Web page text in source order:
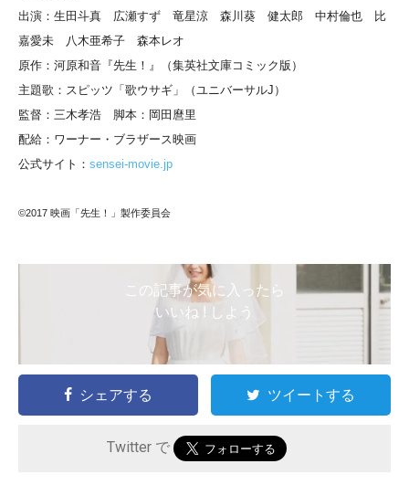
出演：生田斗真 広瀬すず 竜星涼 森川葵 健太郎 中村倫也 比
嘉愛未 八木亜希子 森本レオ
原作：河原和音『先生！』（集英社文庫コミック版）
主題歌：スピッツ「歌ウサギ」（ユニバーサルJ）
監督：三木孝浩 脚本：岡田麿里
配給：ワーナー・ブラザース映画
公式サイト： sensei-movie.jp
©2017 映画「先生！」製作委員会
この記事が気に入ったら
いいね ! しよう
シェアする ツイートする
Twitter で